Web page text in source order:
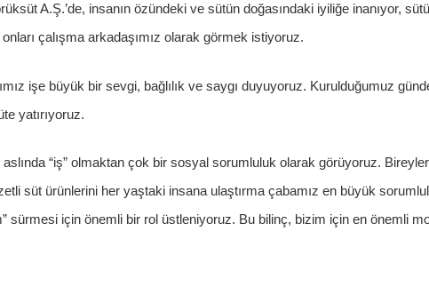
A.Ş.’de, insanın özündeki ve sütün doğasındaki iyiliğe inanıyor,
onları çalışma arkadaşımız olarak görmek istiyoruz.
işe büyük bir sevgi, bağlılık ve saygı duyuyoruz. Kurulduğumuz
yatırıyoruz.
“iş” olmaktan çok bir sosyal sorumluluk olarak görüyoruz.
süt ürünlerini her yaştaki insana ulaştırma çabamız en büyük
sürmesi için önemli bir rol üstleniyoruz. Bu bilinç, bizim için en önemli